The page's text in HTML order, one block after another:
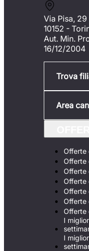
Via Pisa, 29
10152 -
Aut. Min.
16/12/2004
Trova
Area
Offerte
Offerte
Offerte
Offerte
Offerte
Offerte
Offerte
I
I